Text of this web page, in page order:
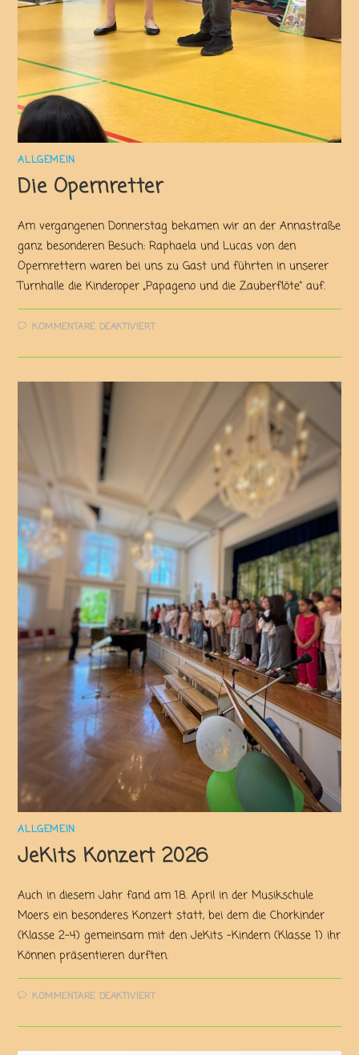
ALLGEMEIN
Die Opernretter
Am vergangenen Donnerstag bekamen wir an der Annastraße
ganz besonderen Besuch: Raphaela und Lucas von den
Opernrettern waren bei uns zu Gast und führten in unserer
Turnhalle die Kinderoper „Papageno und die Zauberflöte“ auf.
KOMMENTARE DEAKTIVIERT
ALLGEMEIN
JeKits Konzert 2026
Auch in diesem Jahr fand am 18. April in der Musikschule
Moers ein besonderes Konzert statt, bei dem die Chorkinder
(Klasse 2-4) gemeinsam mit den JeKits -Kindern (Klasse 1) ihr
Können präsentieren durften.
KOMMENTARE DEAKTIVIERT